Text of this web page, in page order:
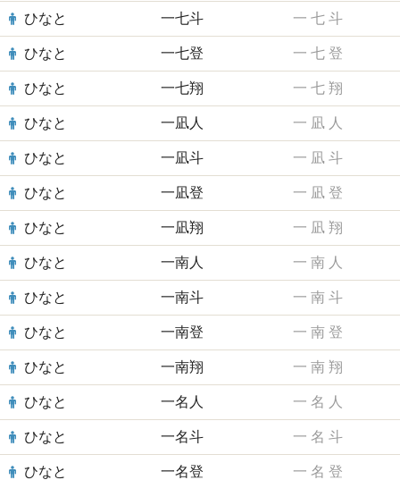
ひなと 一七斗 一 七 斗
ひなと 一七登 一 七 登
ひなと 一七翔 一 七 翔
ひなと 一凪人 一 凪 人
ひなと 一凪斗 一 凪 斗
ひなと 一凪登 一 凪 登
ひなと 一凪翔 一 凪 翔
ひなと 一南人 一 南 人
ひなと 一南斗 一 南 斗
ひなと 一南登 一 南 登
ひなと 一南翔 一 南 翔
ひなと 一名人 一 名 人
ひなと 一名斗 一 名 斗
ひなと 一名登 一 名 登